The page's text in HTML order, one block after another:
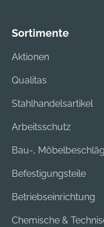
Sortimente
Aktionen
Qualitas
Stahlhandelsartikel
Arbeitsschutz
Bau-,
Befestigungsteile
Betriebseinrichtung
Chemische &